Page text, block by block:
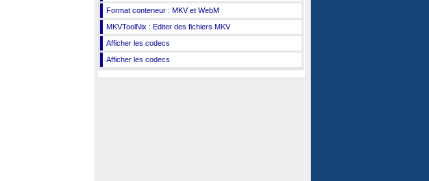
Format conteneur : MKV et WebM
MKVToolNix : Editer des fichiers MKV
Afficher les codecs
Afficher les codecs